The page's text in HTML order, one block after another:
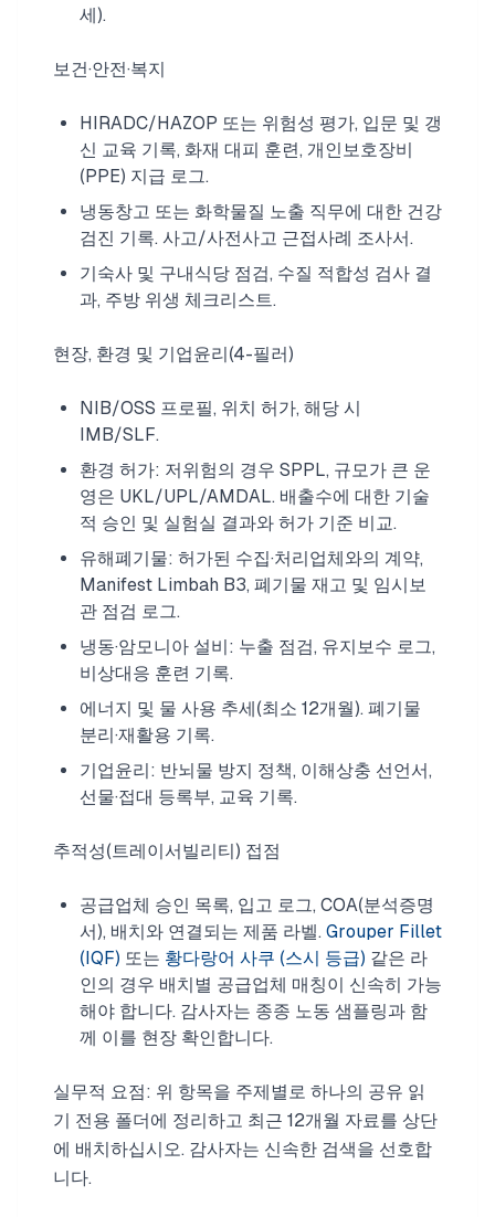
세).
보건·안전·복지
HIRADC/HAZOP 또는 위험성 평가, 입문 및 갱
신 교육 기록, 화재 대피 훈련, 개인보호장비
(PPE) 지급 로그.
냉동창고 또는 화학물질 노출 직무에 대한 건강
검진 기록. 사고/사전사고 근접사례 조사서.
기숙사 및 구내식당 점검, 수질 적합성 검사 결
과, 주방 위생 체크리스트.
현장, 환경 및 기업윤리(4-필러)
NIB/OSS 프로필, 위치 허가, 해당 시
IMB/SLF.
환경 허가: 저위험의 경우 SPPL, 규모가 큰 운
영은 UKL/UPL/AMDAL. 배출수에 대한 기술
적 승인 및 실험실 결과와 허가 기준 비교.
유해폐기물: 허가된 수집·처리업체와의 계약,
Manifest Limbah B3, 폐기물 재고 및 임시보
관 점검 로그.
냉동·암모니아 설비: 누출 점검, 유지보수 로그,
비상대응 훈련 기록.
에너지 및 물 사용 추세(최소 12개월). 폐기물
분리·재활용 기록.
기업윤리: 반뇌물 방지 정책, 이해상충 선언서,
선물·접대 등록부, 교육 기록.
추적성(트레이서빌리티) 접점
공급업체 승인 목록, 입고 로그, COA(분석증명
서), 배치와 연결되는 제품 라벨. Grouper Fillet
(IQF) 또는 황다랑어 사쿠 (스시 등급) 같은 라
인의 경우 배치별 공급업체 매칭이 신속히 가능
해야 합니다. 감사자는 종종 노동 샘플링과 함
께 이를 현장 확인합니다.
실무적 요점: 위 항목을 주제별로 하나의 공유 읽
기 전용 폴더에 정리하고 최근 12개월 자료를 상단
에 배치하십시오. 감사자는 신속한 검색을 선호합
니다.